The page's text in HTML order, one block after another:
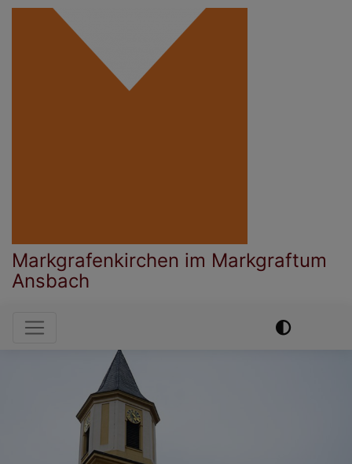
Direkt
Markgrafenkirchen im Markgraftum
Ansbach
Hauptnavigation